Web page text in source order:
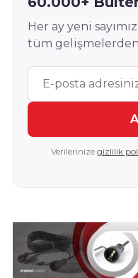
Her ay yeni
tüm
Verilerinize gizlilik